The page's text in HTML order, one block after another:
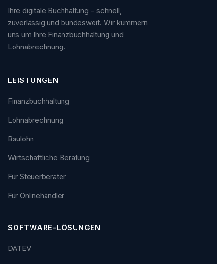
Ihre digitale Buchhaltung – schnell,
zuverlässig und bundesweit. Wir kümmern
uns um Ihre Finanzbuchhaltung und
Lohnabrechnung.
LEISTUNGEN
Finanzbuchhaltung
Lohnabrechnung
Baulohn
Wirtschaftliche Beratung
Für Steuerberater
Für Onlinehändler
SOFTWARE-LÖSUNGEN
DATEV